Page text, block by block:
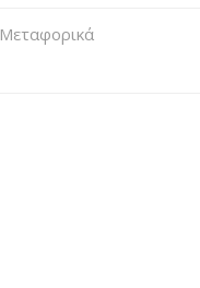
Μεταφορικά